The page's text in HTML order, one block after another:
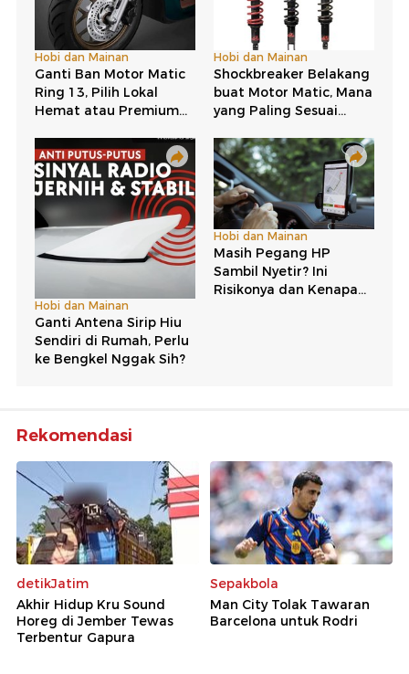
Rekomendasi
detikJatim
Akhir Hidup Kru Sound
Horeg di Jember Tewas
Terbentur Gapura
Sepakbola
Man City Tolak Tawaran
Barcelona untuk Rodri